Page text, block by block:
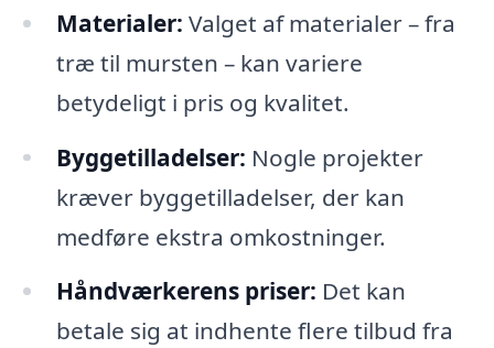
Materialer: Valget af materialer – fra
træ til mursten – kan variere
betydeligt i pris og kvalitet.
Byggetilladelser: Nogle projekter
kræver byggetilladelser, der kan
medføre ekstra omkostninger.
Håndværkerens priser: Det kan
betale sig at indhente flere tilbud fra